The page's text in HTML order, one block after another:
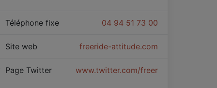
04 94 51 73 00
Téléphone fixe
freeride-attitude.com
Site web
www.twitter.com/freeride_shop
Page Twitter